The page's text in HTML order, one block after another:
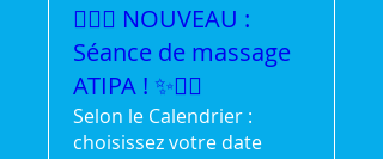
💆‍♀️✨ NOUVEAU :
Séance de massage
ATIPA ! ✨💆‍♂️
Selon le Calendrier :
choisissez votre date